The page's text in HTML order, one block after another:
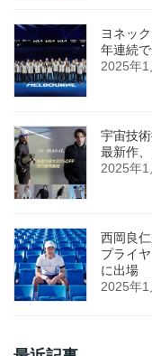
ヨネッ
年連続
2025年1
宇宙技
最新作
2025年1
西岡良
プライ
に出場
2025年1